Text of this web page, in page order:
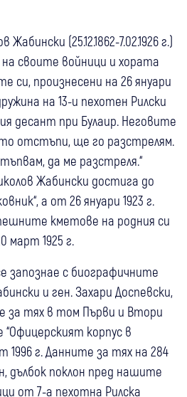
(25.12.1862-7.02.1926 г.)
своите войници и хората
си, произнесени на 26 януари
на 13-и пехотен Рилски
десант при Булаир. Неговите
отстъпи, ще го разстрелям.
да ме разстреля.“
Жабински достига до
а от 26 януари 1923 г.
кметове на родния си
март 1925 г.
запознае с биографичните
и ген. Захари Доспевски,
за тях в том Първи и Втори
корпус в
1996 г. Данните за тях на 284
дълбок поклон пред нашите
от 7-а пехотна Рилска